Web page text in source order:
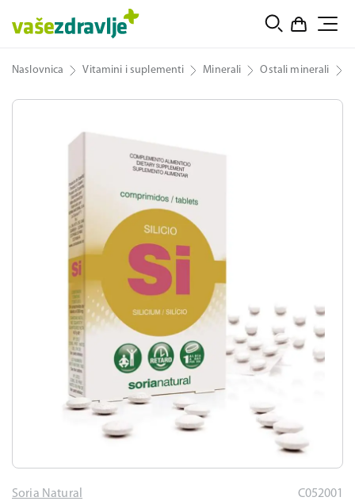
Naslovnica Vitamini i suplementi Minerali Ostali minerali
Soria Natural C052001